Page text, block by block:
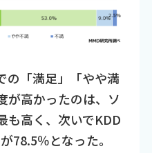
の「満足」「やや満
が高かったのは、ソ
も高く、次いでKDD
78.5％となった。